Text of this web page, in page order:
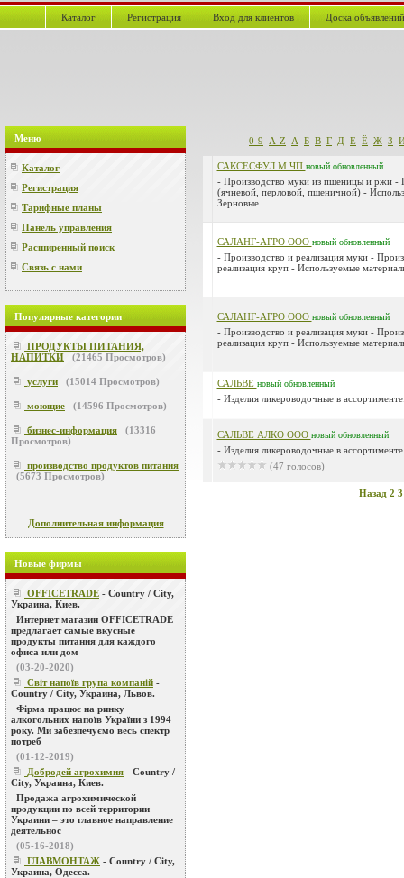
Каталог Регистрация Вход для клиентов Доска объявлений
Меню
Каталог
Регистрация
Тарифные планы
Панель управления
Расширенный поиск
Связь с нами
Популярные категории
ПРОДУКТЫ ПИТАНИЯ,
НАПИТКИ
(21465 Просмотров)
услуги (15014 Просмотров)
моющие (14596 Просмотров)
бизнес-информация (13316
Просмотров)
производство продуктов питания
(5673 Просмотров)
Дополнительная информация
Новые фирмы
OFFICETRADE - Country / City,
Украина, Киев.
Интернет магазин OFFICETRADE
предлагает самые вкусные
продукты питания для каждого
офиса или дом
(03-20-2020)
Світ напоїв група компаній -
Country / City, Украина, Львов.
Фірма працює на ринку
алкогольних напоїв України з 1994
року. Ми забезпечуємо весь спектр
потреб
(01-12-2019)
Добродей агрохимия - Country /
City, Украина, Киев.
Продажа агрохимической
продукции по всей территории
Украини – это главное направление
деятельнос
(05-16-2018)
ГЛАВМОНТАЖ - Country / City,
Украина, Одесса.
0-9 A-Z А Б В Г Д Е Ё Ж З
САКСЕСФУЛ М ЧП новый обновленный
- Производство муки из пшеницы и ржи -
(ячневой, перловой, пшеничной) -
Зерновые...
САЛАНГ-АГРО ООО новый обновленный
- Производство и реализация муки -
реализация круп - Используемые
САЛАНГ-АГРО ООО новый обновленный
- Производство и реализация муки -
реализация круп - Используемые
САЛЬВЕ новый обновленный
- Изделия ликероводочные в
САЛЬВЕ АЛКО ООО новый обновленный
- Изделия ликероводочные в
(47 голосов)
Назад 2 3